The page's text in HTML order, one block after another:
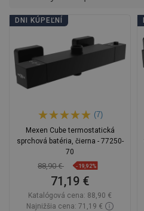
DNI KÚPEĽNÍ
(7)
Mexen Cube termostatická
sprchová batéria, čierna - 77250-
70
88,90 € -19,92%
71,19 €
Katalógová cena: 88,90 €
Najnižšia cena: 71,19 €